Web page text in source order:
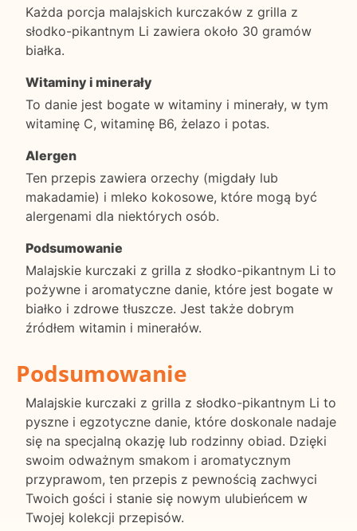
Każda porcja malajskich kurczaków z grilla z
słodko-pikantnym Li zawiera około 30 gramów
białka.
Witaminy i minerały
To danie jest bogate w witaminy i minerały, w tym
witaminę C, witaminę B6, żelazo i potas.
Alergen
Ten przepis zawiera orzechy (migdały lub
makadamie) i mleko kokosowe, które mogą być
alergenami dla niektórych osób.
Podsumowanie
Malajskie kurczaki z grilla z słodko-pikantnym Li to
pożywne i aromatyczne danie, które jest bogate w
białko i zdrowe tłuszcze. Jest także dobrym
źródłem witamin i minerałów.
Podsumowanie
Malajskie kurczaki z grilla z słodko-pikantnym Li to
pyszne i egzotyczne danie, które doskonale nadaje
się na specjalną okazję lub rodzinny obiad. Dzięki
swoim odważnym smakom i aromatycznym
przyprawom, ten przepis z pewnością zachwyci
Twoich gości i stanie się nowym ulubieńcem w
Twojej kolekcji przepisów.